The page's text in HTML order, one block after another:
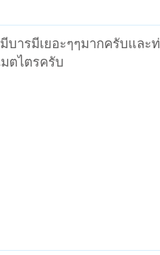
ารมีเยอะๆๆมากครับและ
ตไตรครับ